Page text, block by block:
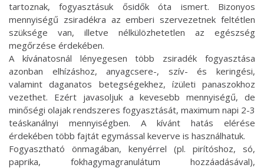
tartoznak, fogyasztásuk ősidők óta ismert. Bizonyos
mennyiségű zsiradékra az emberi szervezetnek feltétlen
szüksége van, illetve nélkülözhetetlen az egészség
megőrzése érdekében.
A kívánatosnál lényegesen több zsiradék fogyasztása
azonban elhízáshoz, anyagcsere-, szív- és keringési,
valamint daganatos betegségekhez, ízületi panaszokhoz
vezethet. Ezért javasoljuk a kevesebb mennyiségű, de
minőségi olajak rendszeres fogyasztását, maximum napi 2-3
teáskanálnyi mennyiségben. A kívánt hatás elérése
érdekében több fajtát egymással keverve is használhatuk.
Fogyasztható önmagában, kenyérrel (pl. pirítóshoz, só,
paprika, fokhagymagranulátum hozzáadásával),